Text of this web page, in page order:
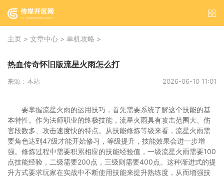
主页 > 文章中心 > 单机攻略 >
热血传奇怀旧版流星火雨怎么打
来源：本站 2026-06-10 11:01
要掌握流星火雨的运用技巧，首先需要系统了解这个技能的基
本特性。作为法师职业的终极技能，流星火雨具有攻击范围大、伤
害段数多、攻击速度快的特点。从技能修炼等级来看，流星火雨需
要角色达到47级才能开始修习，等级提升，技能效果会进一步增
强。修炼过程中需要积累相应的技能经验值，一级流星火雨需要100
点技能经验，二级需要200点，三级则需要400点。这种渐进式的提
升方式要求玩家在实战中不断使用技能来提升熟练度，从而增强技